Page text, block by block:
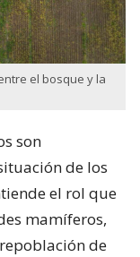
el bosque y la
son
de los
el rol que
mamíferos,
de